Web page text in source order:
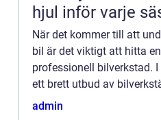
hjul inför varje
När det kommer till att
bil är det viktigt att hitta
professionell bilverkstad.
ett brett utbud av
högkvalitativ service f&...
admin